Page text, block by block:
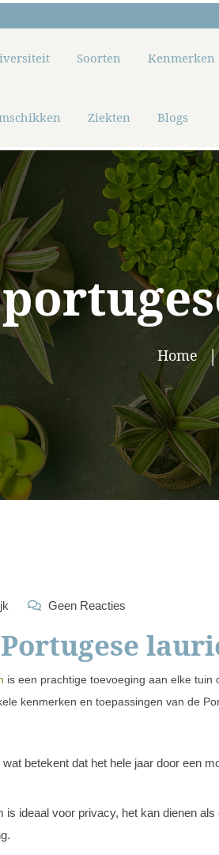
Soorten Kenmerken
Ziekten Blogs
Home
Geen Reacties
is een prachtige toevoeging aan elke tuin
kenmerken en toepassingen van de
betekent dat het hele jaar door een
is ideaal voor privacy, het kan dienen